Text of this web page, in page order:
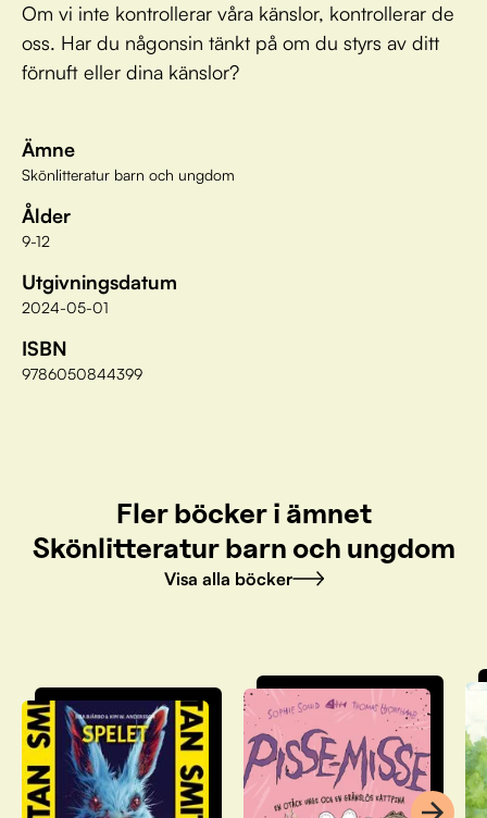
Om vi inte kontrollerar våra känslor, kontrollerar de
oss. Har du någonsin tänkt på om du styrs av ditt
förnuft eller dina känslor?
Ämne
Skönlitteratur barn och ungdom
Ålder
9-12
Utgivningsdatum
2024-05-01
ISBN
9786050844399
Fler böcker i ämnet
Skönlitteratur barn och ungdom
Visa alla böcker